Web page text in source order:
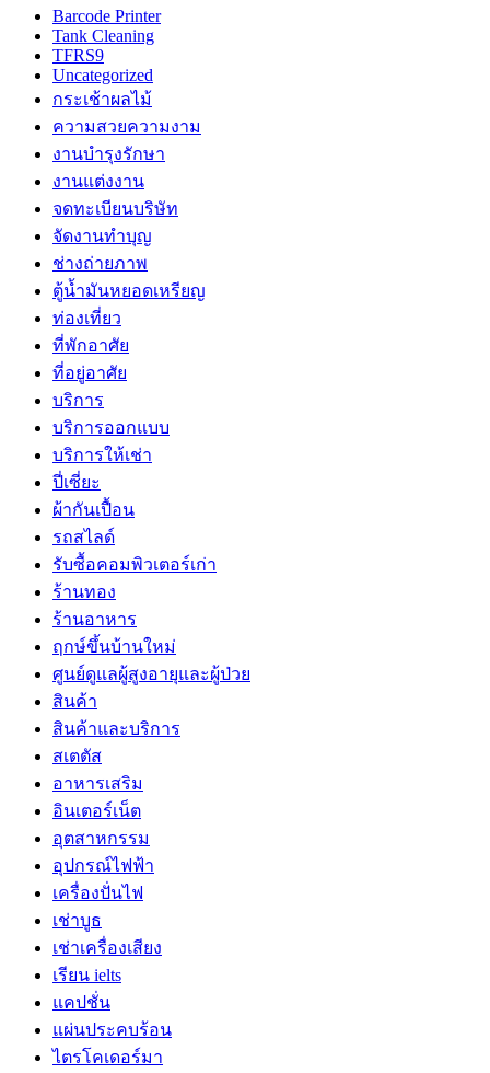
Barcode Printer
Tank Cleaning
TFRS9
Uncategorized
กระเช้าผลไม้
ความสวยความงาม
งานบำรุงรักษา
งานแต่งงาน
จดทะเบียนบริษัท
จัดงานทำบุญ
ช่างถ่ายภาพ
ตู้น้ำมันหยอดเหรียญ
ท่องเที่ยว
ที่พักอาศัย
ที่อยู่อาศัย
บริการ
บริการออกแบบ
บริการให้เช่า
ปี่เซี่ยะ
ผ้ากันเปื้อน
รถสไลด์
รับซื้อคอมพิวเตอร์เก่า
ร้านทอง
ร้านอาหาร
ฤกษ์ขึ้นบ้านใหม่
ศูนย์ดูแลผู้สูงอายุและผู้ป่วย
สินค้า
สินค้าและบริการ
สเตตัส
อาหารเสริม
อินเตอร์เน็ต
อุตสาหกรรม
อุปกรณ์ไฟฟ้า
เครื่องปั่นไฟ
เช่าบูธ
เช่าเครื่องเสียง
เรียน ielts
แคปชั่น
แผ่นประคบร้อน
ไตรโคเดอร์มา